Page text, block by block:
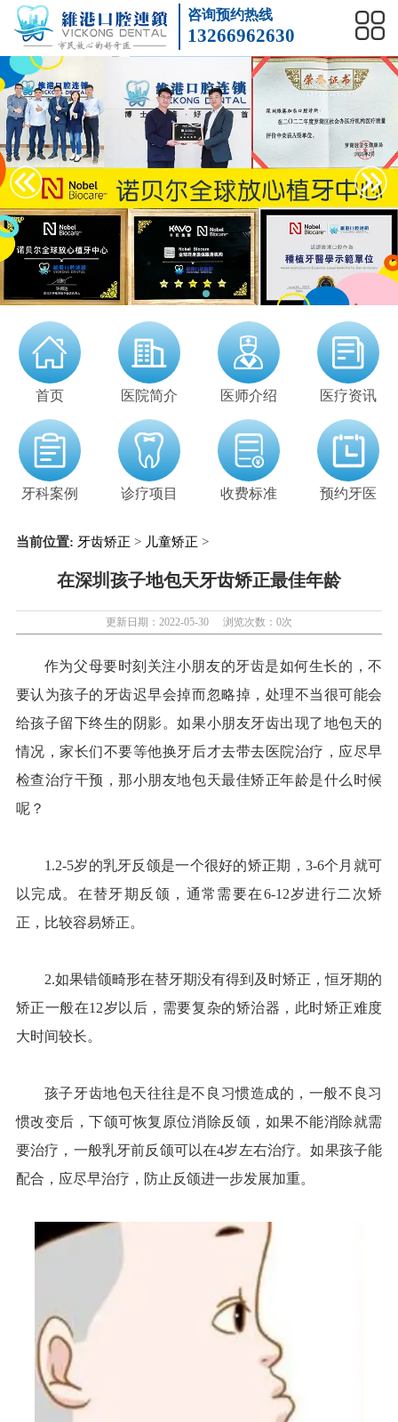
咨询预约热线
13266962630
微创种植牙
implanted
后牙种植
单颗种植
多颗种植
全口种植
数字化矫正
Orthodontics
儿童矫正 隐形矫正
龅牙
地包天
牙列不齐
牙齿美白
Teeth whitening
冷光美白 洗牙
黄黑牙
四环素牙
牙齿贴面
牙冠修复
Porcelain braces
全瓷牙 牙缺失
镶牙
烤瓷牙
义齿
根管治疗
Root canal
蛀牙补牙 智齿
牙龈出血
拔牙
牙周炎
首页 医院简介 医师介绍 医疗资讯
牙科案例 诊疗项目 收费标准 预约牙医
当前位置: 牙齿矫正 > 儿童矫正 >
在深圳孩子地包天牙齿矫正最佳年龄
更新日期：2022-05-30 浏览次数： 0次
作为父母要时刻关注小朋友的牙齿是如何生长的，不
要认为孩子的牙齿迟早会掉而忽略掉，处理不当很可能会
给孩子留下终生的阴影。如果小朋友牙齿出现了地包天的
情况，家长们不要等他换牙后才去带去医院治疗，应尽早
检查治疗干预，那小朋友地包天最佳矫正年龄是什么时候
呢？
1.2-5岁的乳牙反颌是一个很好的矫正期，3-6个月就可
以完成。在替牙期反颌，通常需要在6-12岁进行二次矫
正，比较容易矫正。
2.如果错颌畸形在替牙期没有得到及时矫正，恒牙期的
矫正一般在12岁以后，需要复杂的矫治器，此时矫正难度
大时间较长。
孩子牙齿地包天往往是不良习惯造成的，一般不良习
惯改变后，下颌可恢复原位消除反颌，如果不能消除就需
要治疗，一般乳牙前反颌可以在4岁左右治疗。如果孩子能
配合，应尽早治疗，防止反颌进一步发展加重。